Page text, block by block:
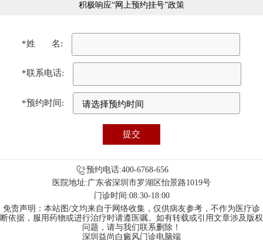
积极响应“网上预约挂号”政策
*姓 名:
*联系电话:
*预约时间:
预约电话:400-6768-656
医院地址:广东省深圳市罗湖区怡景路1019号
门诊时间:08:30-18:00
免责声明：本站图/文均来自于网络收集，仅供病友参考，不作为医疗诊
断依据，服用药物或进行治疗时请遵医嘱。如有转载或引用文章涉及版权
问题，请与我们联系删除！
深圳益尚白癜风门诊电脑端